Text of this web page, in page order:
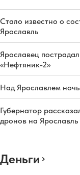
Стало известно о
Ярославль
Ярославец
«Нефтяник-2»
Над Ярославлем
Губернатор
дронов на Ярославль
Деньги